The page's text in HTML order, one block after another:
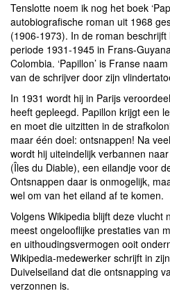
Tenslotte noem ik nog het boek
autobiografische roman uit 1968
(1906-1973). In de roman
periode 1931-1945 in Frans-
Colombia. ‘Papillon’ is Franse
van de schrijver door zijn
In 1931 wordt hij in Parijs
heeft gepleegd. Papillon krijgt een
en moet die uitzitten in de
maar één doel: ontsnappen! Na
wordt hij uiteindelijk verbannen
(Îles du Diable), een eilandje voor
Ontsnappen daar is onmogelijk,
wel om van het eiland af te komen.
Volgens Wikipedia blijft deze vlucht
meest ongelooflijke prestaties van
en uithoudingsvermogen ooit
Wikipedia-medewerker schrijft in
Duivelseiland dat die ontsnapping
verzonnen is.